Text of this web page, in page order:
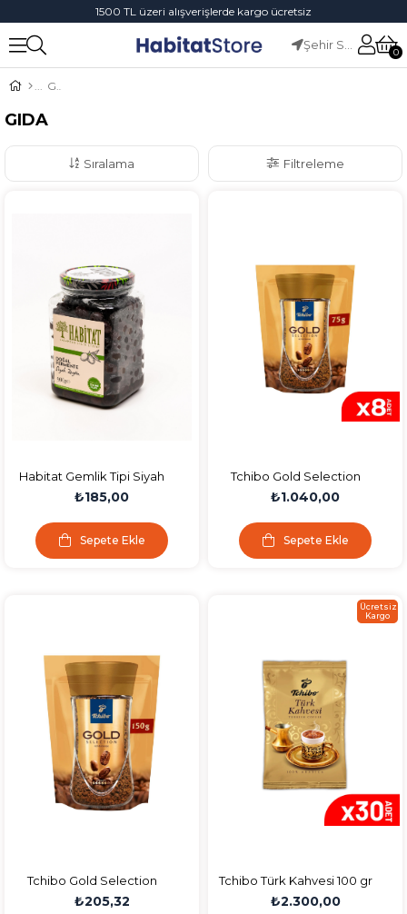
1500 TL üzeri alışverişlerde kargo ücretsiz
Şehir Seçiniz
0
GIDA
GIDA
Filtreleme
Sıralama
Habitat Gemlik Tipi Siyah
Sele Zeytin (321-380 Kb.)
₺185,00
Sepete Ekle
Tchibo Gold Selection
Çözünebilir Kahve
Paket
₺1.040,00
Sepete Ekle
Tchibo Gold Selection
Çözünebilir Kahve
₺205,32
Tchibo Türk Kahvesi 100 gr
30'lu
₺2.300,00
Ücretsiz
Kargo